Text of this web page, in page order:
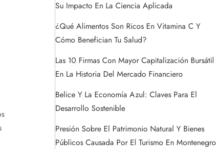
Su Impacto En La Ciencia Aplicada
¿Qué Alimentos Son Ricos En Vitamina C Y
Cómo Benefician Tu Salud?
Las 10 Firmas Con Mayor Capitalización Bursátil
En La Historia Del Mercado Financiero
Belice Y La Economía Azul: Claves Para El
Desarrollo Sostenible
Presión Sobre El Patrimonio Natural Y Bienes
Públicos Causada Por El Turismo En Montenegro